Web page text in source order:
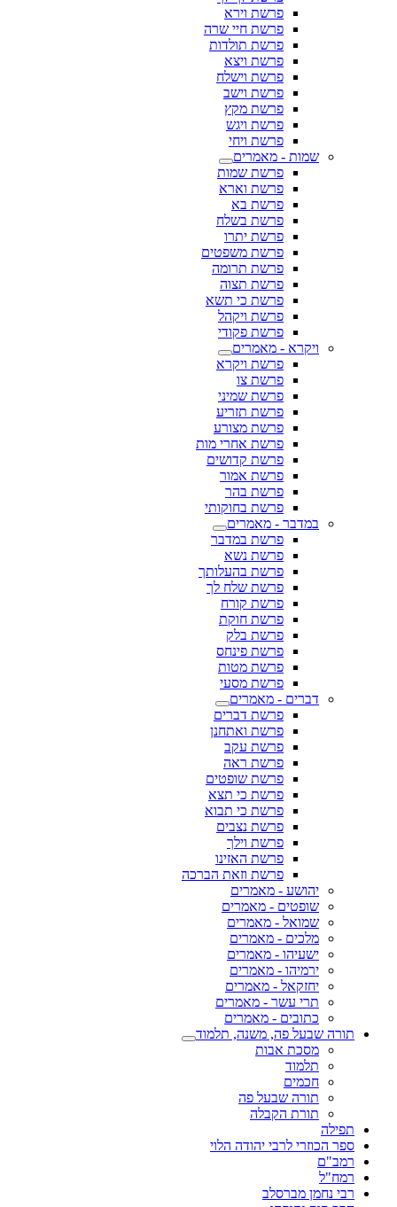
פרשת וירא
פרשת חיי שרה
פרשת תולדות
פרשת ויצא
פרשת וישלח
פרשת וישב
פרשת מקץ
פרשת ויגש
פרשת ויחי
שמות - מאמרים
פרשת שמות
פרשת וארא
פרשת בא
פרשת בשלח
פרשת יתרו
פרשת משפטים
פרשת תרומה
פרשת תצוה
פרשת כי תשא
פרשת ויקהל
פרשת פקודי
ויקרא - מאמרים
פרשת ויקרא
פרשת צו
פרשת שמיני
פרשת תזריע
פרשת מצורע
פרשת אחרי מות
פרשת קדושים
פרשת אמור
פרשת בהר
פרשת בחוקותי
במדבר - מאמרים
פרשת במדבר
פרשת נשא
פרשת בהעלותך
פרשת שלח לך
פרשת קורח
פרשת חוקת
פרשת בלק
פרשת פינחס
פרשת מטות
פרשת מסעי
דברים - מאמרים
פרשת דברים
פרשת ואתחנן
פרשת עקב
פרשת ראה
פרשת שופטים
פרשת כי תצא
פרשת כי תבוא
פרשת נצבים
פרשת וילך
פרשת האזינו
פרשת וזאת הברכה
יהושע - מאמרים
שופטים - מאמרים
שמואל - מאמרים
מלכים - מאמרים
ישעיהו - מאמרים
ירמיהו - מאמרים
יחזקאל - מאמרים
תרי עשר - מאמרים
כתובים - מאמרים
תורה שבעל פה, משנה, תלמוד
מסכת אבות
תלמוד
חכמים
תורה שבעל פה
תורת הקבלה
תפילה
ספר הכוזרי לרבי יהודה הלוי
רמב"ם
רמח"ל
רבי נחמן מברסלב